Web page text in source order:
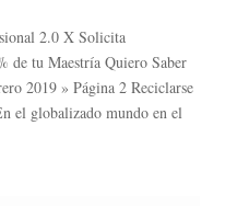
2.0 X Solicita
de tu Maestría Quiero Saber
2019 » Página 2 Reciclarse
el globalizado mundo en el